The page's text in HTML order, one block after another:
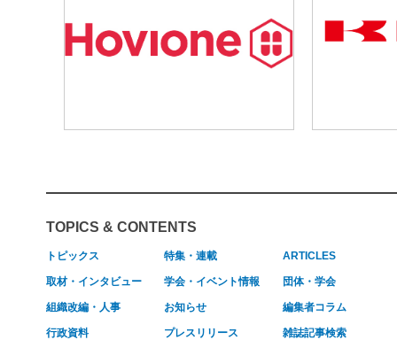
TOPICS & CONTENTS
トピックス 特集・連載 ARTICLES
取材・インタビュー 学会・イベント情報 団体・学会
組織改編・人事 お知らせ 編集者コラム
行政資料 プレスリリース 雑誌記事検索